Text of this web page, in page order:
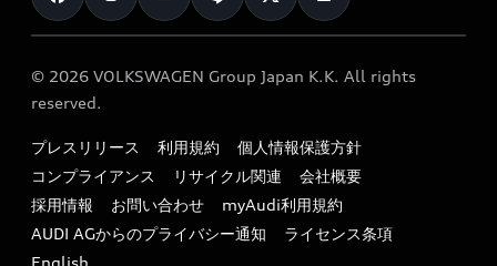
e-tronアフターサポート
myAudi
保証
メンテナンス
ファイナンス
キャンペーン / イベント
買取査定
オーナー様向けキャンペーン
特定整備適用車一覧
リサイクル法
よくある質問（FAQ）
© 2026 VOLKSWAGEN Group Japan K.K. All rights
reserved.
プレスリリース 利用規約
個人情報保護方針
コンプライアンス
リサイクル関連
会社概要
採用情報
お問い合わせ
myAudi利用規約
AUDI AGからのプライバシー通知
ライセンス条項
English